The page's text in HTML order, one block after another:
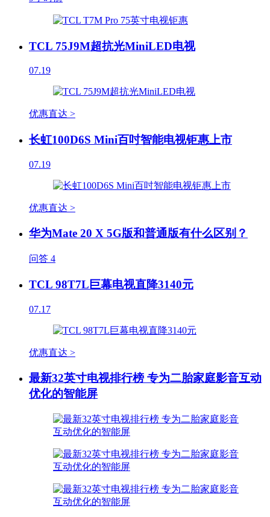
TCL 75J9M超抗光MiniLED电视
07.19
优惠直达 >
长虹100D6S Mini百吋智能电视钜惠上市
07.19
优惠直达 >
华为Mate 20 X 5G版和普通版有什么区别？
问答 4
TCL 98T7L巨幕电视直降3140元
07.17
优惠直达 >
最新32英寸电视排行榜 专为二胎家庭影音互动
优化的智能屏